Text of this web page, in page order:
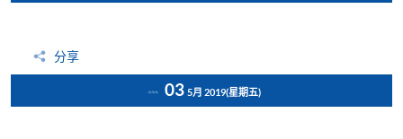
分享
03 5月 2019(星期五)